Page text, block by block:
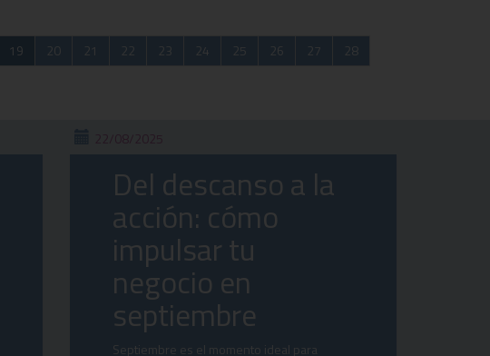
19 20 21 22 23 24 25 26 27
28
22/08/2025
Del descanso a la
acción: cómo
impulsar tu
negocio en
septiembre
Septiembre es el momento ideal para